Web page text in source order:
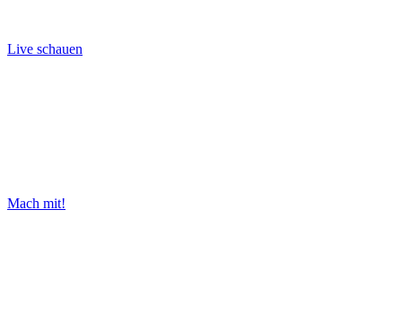
Live schauen
Mach mit!